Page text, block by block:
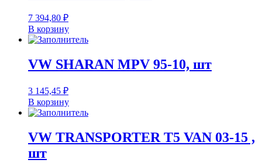
7 394,80 ₽
В корзину
VW SHARAN MPV 95-10, шт
3 145,45 ₽
В корзину
VW TRANSPORTER T5 VAN 03-15 ,
шт